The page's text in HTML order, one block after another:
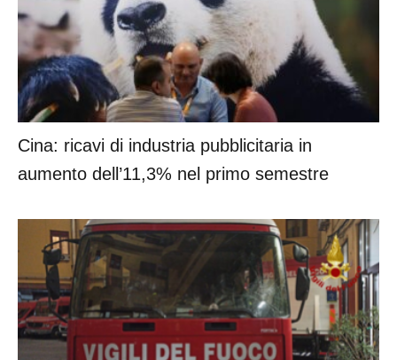
Cina: ricavi di industria pubblicitaria in
aumento dell’11,3% nel primo semestre